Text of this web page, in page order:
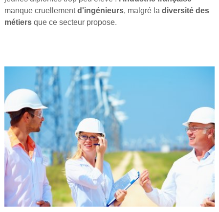
manque cruellementd'ingénieurs, malgré la diversité des
métiersque ce secteur propose.